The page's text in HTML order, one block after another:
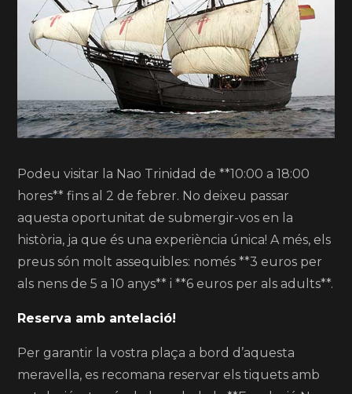
Podeu visitar la Nao Trinidad de **10:00 a 18:00
hores** fins al 2 de febrer. No deixeu passar
aquesta oportunitat de submergir-vos en la
història, ja que és una experiència única! A més, els
preus són molt assequibles: només **3 euros per
als nens de 5 a 10 anys** i **6 euros per als adults**.
Reserva amb antelació!
Per garantir la vostra plaça a bord d’aquesta
meravella, es recomana reservar els tiquets amb